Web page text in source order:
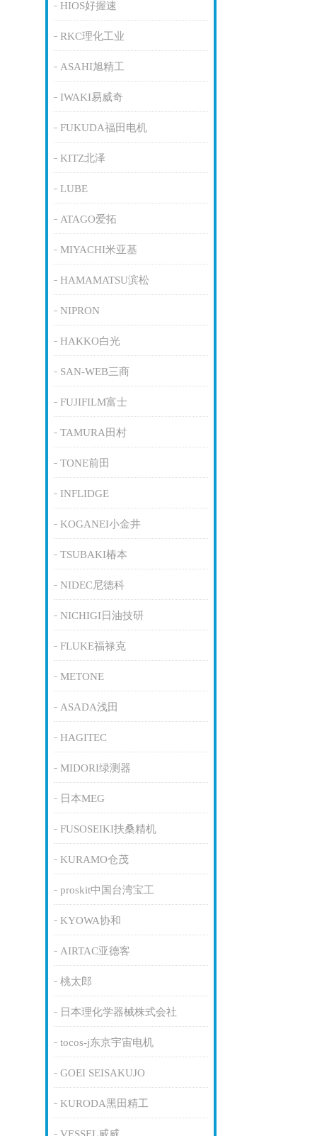
HIOS好握速
RKC理化工业
ASAHI旭精工
IWAKI易威奇
FUKUDA福田电机
KITZ北泽
LUBE
ATAGO爱拓
MIYACHI米亚基
HAMAMATSU滨松
NIPRON
HAKKO白光
SAN-WEB三商
FUJIFILM富士
TAMURA田村
TONE前田
INFLIDGE
KOGANEI小金井
TSUBAKI椿本
NIDEC尼德科
NICHIGI日油技研
FLUKE福禄克
METONE
ASADA浅田
HAGITEC
MIDORI绿测器
日本MEG
FUSOSEIKI扶桑精机
KURAMO仓茂
proskit中国台湾宝工
KYOWA协和
AIRTAC亚德客
桃太郎
日本理化学器械株式会社
tocos-j东京宇宙电机
GOEI SEISAKUJO
KURODA黑田精工